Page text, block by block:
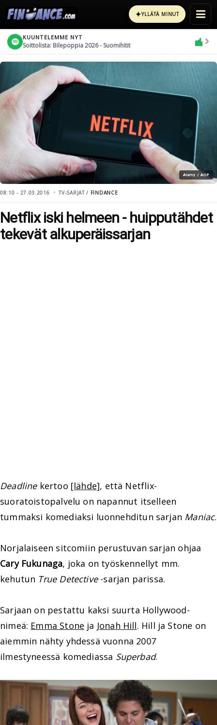
✦YLLÄTÄ MINUT
KUUNTELEMME NYT
Soittolista: Bilepoppia 2026 - Suomihitit
Alamy / AOP
08:10 - 27.03.2016 TV-SARJAT / FINDANCE
Netflix iski helmeen - huipputähdet
tekevät alkuperäissarjan
Deadlinekertoo [lähde], että Netflix-
suoratoistopalvelu on napannut itselleen
tummaksi komediaksi luonnehditun sarjan Maniac.
Norjalaiseen sitcomiin perustuvan sarjan ohjaa
Cary Fukunaga, joka on työskennellyt mm.
kehutun True Detective-sarjan parissa.
Sarjaan on pestattu kaksi suurta Hollywood-
nimeä: Emma Stone ja Jonah Hill. Hill ja Stone on
aiemmin nähty yhdessä vuonna 2007
ilmestyneessä komediassa Superbad.